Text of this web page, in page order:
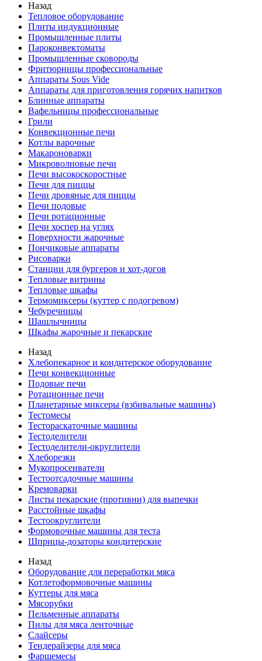
Назад
Тепловое оборудование
Плиты индукционные
Промышленные плиты
Пароконвектоматы
Промышленные сковороды
Фритюрницы профессиональные
Аппараты Sous Vide
Аппараты для приготовления горячих напитков
Блинные аппараты
Вафельницы профессиональные
Грили
Конвекционные печи
Котлы варочные
Макароноварки
Микроволновые печи
Печи высокоскоростные
Печи для пиццы
Печи дровяные для пиццы
Печи подовые
Печи ротационные
Печи хоспер на углях
Поверхности жарочные
Пончиковые аппараты
Рисоварки
Станции для бургеров и хот-догов
Тепловые витрины
Тепловые шкафы
Термомиксеры (куттер с подогревом)
Чебуречницы
Шашлычницы
Шкафы жарочные и пекарские
Назад
Хлебопекарное и кондитерское оборудование
Печи конвекционные
Подовые печи
Ротационные печи
Планетарные миксеры (взбивальные машины)
Тестомесы
Тестораскаточные машины
Тестоделители
Тестоделители-округлители
Хлеборезки
Мукопросеиватели
Тестоотсадочные машины
Кремоварки
Листы пекарские (противни) для выпечки
Расстойные шкафы
Тестоокруглители
Формовочные машины для теста
Шприцы-дозаторы кондитерские
Назад
Оборудование для переработки мяса
Котлетоформовочные машины
Куттеры для мяса
Мясорубки
Пельменные аппараты
Пилы для мяса ленточные
Слайсеры
Тендерайзеры для мяса
Фаршемесы